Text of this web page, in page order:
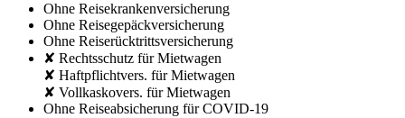
Ohne Reisekrankenversicherung
Ohne Reisegepäckversicherung
Ohne Reiserücktrittsversicherung
✘ Rechtsschutz für Mietwagen
✘ Haftpflichtvers. für Mietwagen
✘ Vollkaskovers. für Mietwagen
Ohne Reiseabsicherung für COVID-19